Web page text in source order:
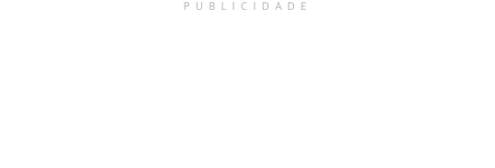
PUBLICIDADE